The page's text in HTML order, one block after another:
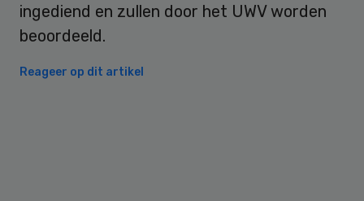
ingediend en zullen door het UWV worden
beoordeeld.
Reageer op dit artikel